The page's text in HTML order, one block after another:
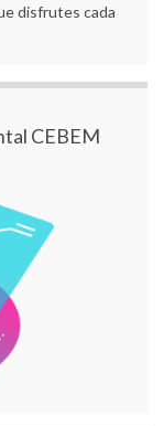
disfrutes cada
CEBEM